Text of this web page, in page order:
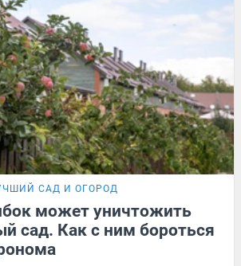
САД И ОГОРОД
может уничтожить
сад. Как с ним бороться